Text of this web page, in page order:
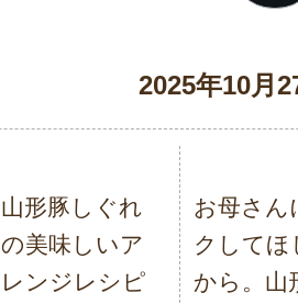
2025年10月
山形豚しぐれ
の美味しいア
レンジレシピ
お母さん
クしてほ
から。山